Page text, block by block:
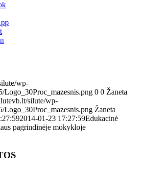
wp-
Logo_30Proc_mazesnis.png 0 0 Žaneta
silute/wp-
Logo_30Proc_mazesnis.png Žaneta
2014-01-23 17:27:59Edukacinė
pagrindinėje mokykloje